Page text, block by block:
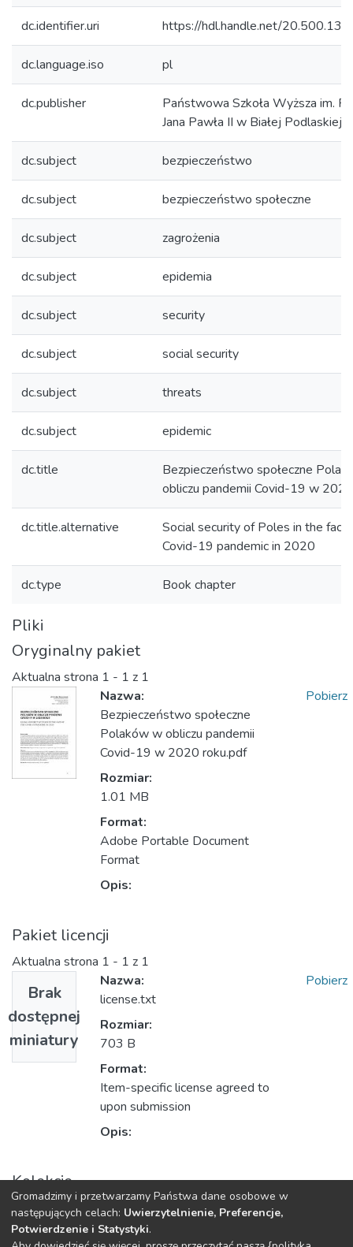
dc.identifier.uri https://hdl.handle.net/
dc.language.iso pl
dc.publisher
Państwowa Szkoła Wyższa im.
Jana Pawła II w Białej Podlaskiej
dc.subject bezpieczeństwo
dc.subject bezpieczeństwo społeczne
dc.subject zagrożenia
dc.subject epidemia
dc.subject security
dc.subject social security
dc.subject threats
dc.subject epidemic
dc.title
Bezpieczeństwo społeczne
obliczu pandemii Covid-19 w
dc.title.alternative
Social security of Poles in the
Covid-19 pandemic in 2020
dc.type Book chapter
Pliki
Oryginalny pakiet
Aktualna strona 1 - 1 z 1
Nazwa:
Bezpieczeństwo społeczne
Polaków w obliczu pandemii
Covid-19 w 2020 roku.pdf
Rozmiar:
1.01 MB
Format:
Adobe Portable Document
Format
Opis:
Pobierz
Pakiet licencji
Aktualna strona 1 - 1 z 1
Brak
dostępnej
miniatury
Nazwa:
license.txt
Rozmiar:
703 B
Format:
Item-specific license agreed to
upon submission
Opis:
Pobierz
Kolekcje
Książki/rozdziały (WU)
Gromadzimy i przetwarzamy Państwa dane osobowe w
następujących celach: Uwierzytelnienie, Preferencje,
Potwierdzenie i Statystyki.